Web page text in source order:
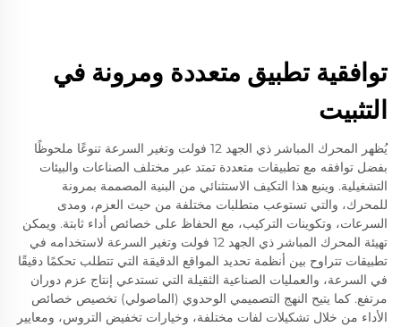
توافقية تطبيق متعددة ومرونة في
التثبيت
يُظهر المحرك المباشر ذي الجهد 12 فولت وتغير السرعة تنوعًا ملحوظًا
بفضل توافقه مع تطبيقات متعددة تمتد عبر مختلف الصناعات والبيئات
التشغيلية. وينبع هذا التكيف الاستثنائي من البنية المصممة بمرونة
للمحرك، والتي تستوعب متطلبات مختلفة من حيث العزم، ومدى
السرعات، وتكوينات التركيب، مع الحفاظ على خصائص أداء ثابتة. ويمكن
تهيئة المحرك المباشر ذي الجهد 12 فولت وتغير السرعة لاستخدامه في
تطبيقات تتراوح بين أنظمة تحديد المواقع الدقيقة التي تتطلب تحكمًا دقيقًا
في السرعة، والعمليات الصناعية الثقيلة التي تستدعي إنتاج عزم دوران
مرتفع. كما يتيح النهج التصميمي الوحدوي (الماصولي) تخصيص خصائص
الأداء من خلال تشكيلات لفات مختلفة، وخيارات تخفيض التروس، ومعايير